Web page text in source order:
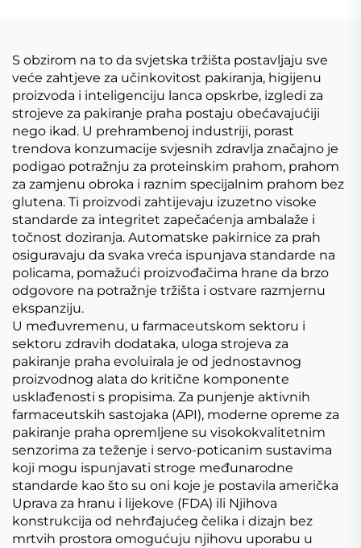
S obzirom na to da svjetska tržišta postavljaju sve
veće zahtjeve za učinkovitost pakiranja, higijenu
proizvoda i inteligenciju lanca opskrbe, izgledi za
strojeve za pakiranje praha postaju obećavajućiji
nego ikad. U prehrambenoj industriji, porast
trendova konzumacije svjesnih zdravlja značajno je
podigao potražnju za proteinskim prahom, prahom
za zamjenu obroka i raznim specijalnim prahom bez
glutena. Ti proizvodi zahtijevaju izuzetno visoke
standarde za integritet zapečaćenja ambalaže i
točnost doziranja. Automatske pakirnice za prah
osiguravaju da svaka vreća ispunjava standarde na
policama, pomažući proizvođačima hrane da brzo
odgovore na potražnje tržišta i ostvare razmjernu
ekspanziju.
U međuvremenu, u farmaceutskom sektoru i
sektoru zdravih dodataka, uloga strojeva za
pakiranje praha evoluirala je od jednostavnog
proizvodnog alata do kritične komponente
usklađenosti s propisima. Za punjenje aktivnih
farmaceutskih sastojaka (API), moderne opreme za
pakiranje praha opremljene su visokokvalitetnim
senzorima za teženje i servo-poticanim sustavima
koji mogu ispunjavati stroge međunarodne
standarde kao što su oni koje je postavila američka
Uprava za hranu i lijekove (FDA) ili Njihova
konstrukcija od nehrđajućeg čelika i dizajn bez
mrtvih prostora omogućuju njihovu uporabu u